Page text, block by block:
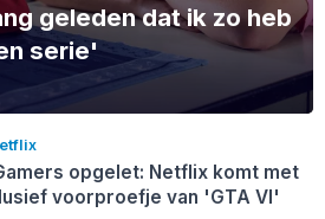
geleden dat ik zo heb
serie'
opgelet: Netflix komt met
voorproefje van 'GTA VI'